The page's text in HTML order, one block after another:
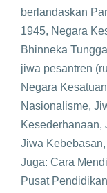
berlandaskan
1945, Negara
Bhinneka
jiwa pesantren
Negara
Nasionalisme,
Kesederhanaan,
Jiwa
Juga: Cara
Pusat